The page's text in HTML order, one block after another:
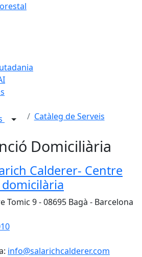
Catàleg de Serveis
Domiciliària
Calderer- Centre
Tomic 9 - 08695 Bagà - Barcelona
info@salarichcalderer.com